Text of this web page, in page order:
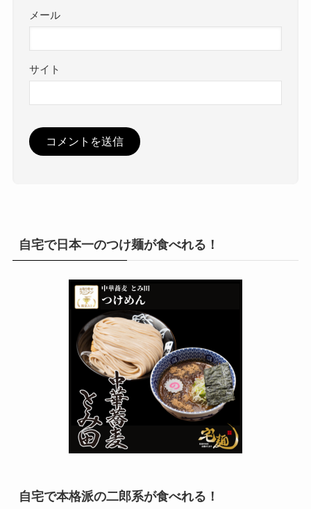
メール
サイト
自宅で日本一のつけ麺が食べれる！
自宅で本格派の二郎系が食べれる！